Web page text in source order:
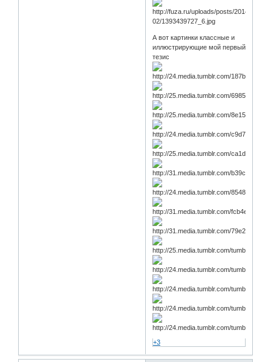
А вот картинки классные и
иллюстрирующие мой первый
тезис
+3